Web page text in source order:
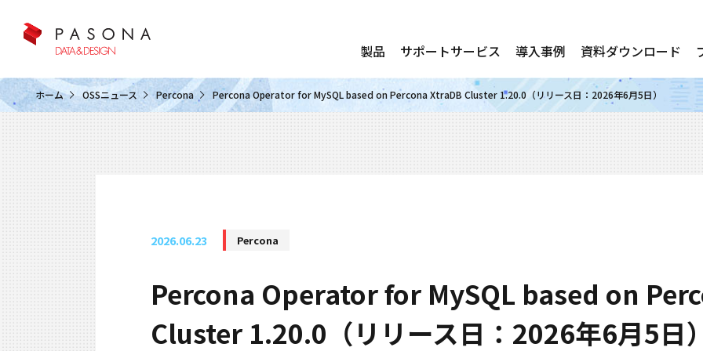
製品 サポートサービス 導入事例 資料ダウンロード
ホーム OSSニュース Percona Percona Operator for MySQL based on Percona XtraDB Cluster 1.20.0（リリース日：2026年6月5日）
2026.06.23 Percona
Percona Operator for MySQL based on
Cluster 1.20.0（リリース日：2026年6月5日